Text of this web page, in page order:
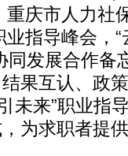
庆市人力社
指导峰会，“
同发展合作备
果互认、政
未来”职业指
为求职者提